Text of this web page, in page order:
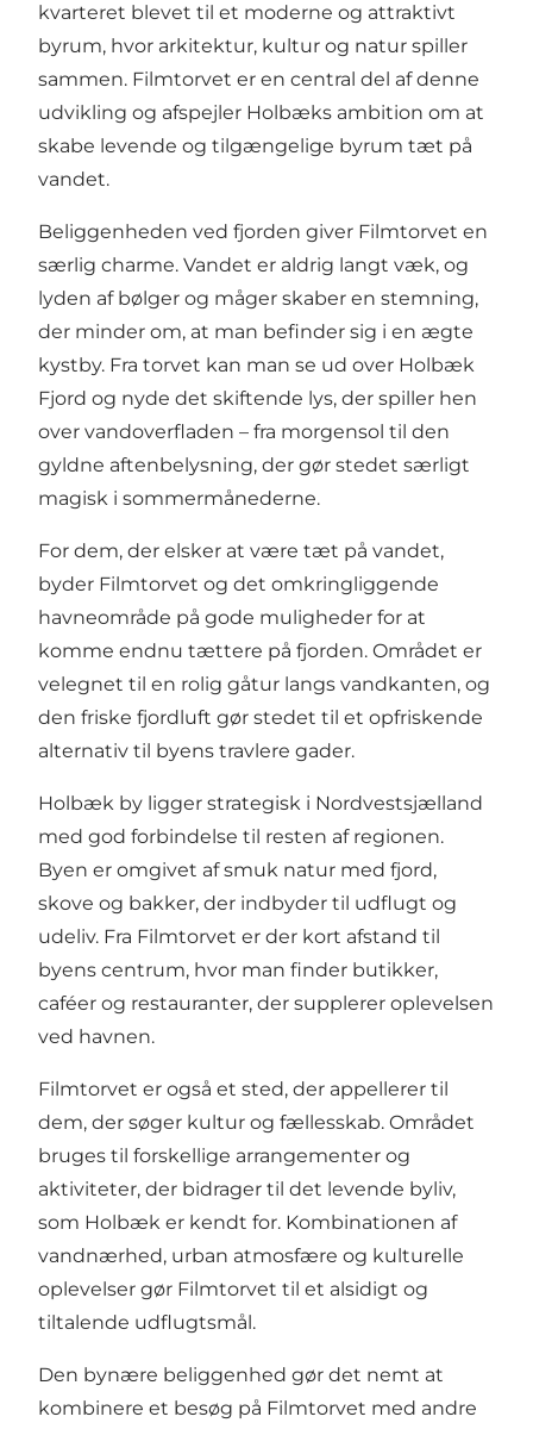
kvarteret blevet til et moderne og attraktivt
byrum, hvor arkitektur, kultur og natur spiller
sammen. Filmtorvet er en central del af denne
udvikling og afspejler Holbæks ambition om at
skabe levende og tilgængelige byrum tæt på
vandet.
Beliggenheden ved fjorden giver Filmtorvet en
særlig charme. Vandet er aldrig langt væk, og
lyden af bølger og måger skaber en stemning,
der minder om, at man befinder sig i en ægte
kystby. Fra torvet kan man se ud over Holbæk
Fjord og nyde det skiftende lys, der spiller hen
over vandoverfladen – fra morgensol til den
gyldne aftenbelysning, der gør stedet særligt
magisk i sommermånederne.
For dem, der elsker at være tæt på vandet,
byder Filmtorvet og det omkringliggende
havneområde på gode muligheder for at
komme endnu tættere på fjorden. Området er
velegnet til en rolig gåtur langs vandkanten, og
den friske fjordluft gør stedet til et opfriskende
alternativ til byens travlere gader.
Holbæk by ligger strategisk i Nordvestsjælland
med god forbindelse til resten af regionen.
Byen er omgivet af smuk natur med fjord,
skove og bakker, der indbyder til udflugt og
udeliv. Fra Filmtorvet er der kort afstand til
byens centrum, hvor man finder butikker,
caféer og restauranter, der supplerer oplevelsen
ved havnen.
Filmtorvet er også et sted, der appellerer til
dem, der søger kultur og fællesskab. Området
bruges til forskellige arrangementer og
aktiviteter, der bidrager til det levende byliv,
som Holbæk er kendt for. Kombinationen af
vandnærhed, urban atmosfære og kulturelle
oplevelser gør Filmtorvet til et alsidigt og
tiltalende udflugtsmål.
Den bynære beliggenhed gør det nemt at
kombinere et besøg på Filmtorvet med andre